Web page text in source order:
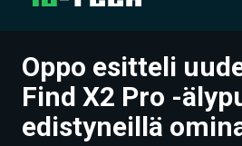
UUTISET
ARTIKKELIT
Oppo esitteli
Find X2 Pro -
edistyneillä